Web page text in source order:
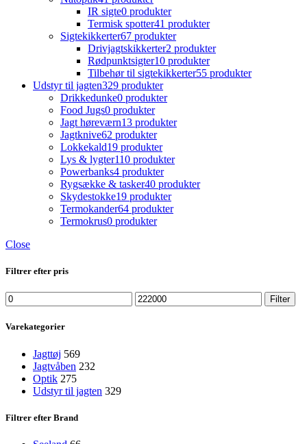
IR sigte0 produkter
Termisk spotter41 produkter
Sigtekikkerter67 produkter
Drivjagtskikkerter2 produkter
Rødpunktsigter10 produkter
Tilbehør til sigtekikkerter55 produkter
Udstyr til jagten329 produkter
Drikkedunke0 produkter
Food Jugs0 produkter
Jagt høreværn13 produkter
Jagtknive62 produkter
Lokkekald19 produkter
Lys & lygter110 produkter
Powerbanks4 produkter
Rygsække & tasker40 produkter
Skydestokke19 produkter
Termokander64 produkter
Termokrus0 produkter
Close
Filtrer efter pris
Mindste
pris
Højeste
pris
Filter
Varekategorier
Jagttøj 569
Jagtvåben 232
Optik 275
Udstyr til jagten 329
Filtrer efter Brand